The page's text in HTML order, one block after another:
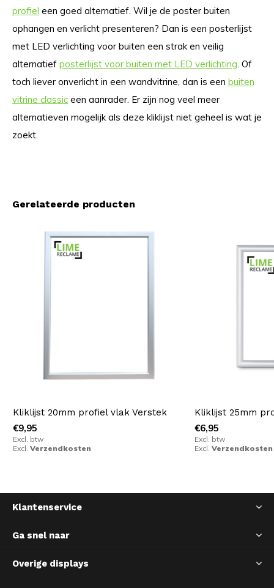
profiel een goed alternatief. Wil je de poster buiten
ophangen en verlicht presenteren? Dan is een posterlijst
met LED verlichting voor buiten een strak en veilig
alternatief posterlijst voor buiten met LED verlichting. Of
toch liever onverlicht in een wandvitrine, dan is een buiten
vitrine classic een aanrader. Er zijn nog veel meer
alternatieven mogelijk als deze kliklijst niet geheel is wat je
zoekt.
Gerelateerde producten
Kliklijst 20mm profiel vlak Verstek
€9,95
Excl. btw
Excl. Verzendkosten
Kliklijst 25mm
€6,95
Excl. btw
Excl. Verzendkosten
Klantenservice
Ga snel naar
Overige displays